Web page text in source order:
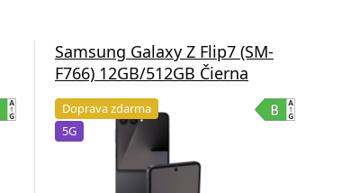
Samsung Galaxy Z Flip7 (SM-
F766) 12GB/512GB Čierna
Doprava zdarma
5G